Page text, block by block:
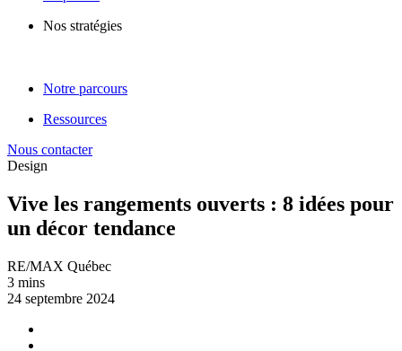
Nos stratégies
Notre parcours
Ressources
Nous contacter
Design
Vive les rangements ouverts : 8 idées pour
un décor tendance
RE/MAX Québec
3 mins
24 septembre 2024